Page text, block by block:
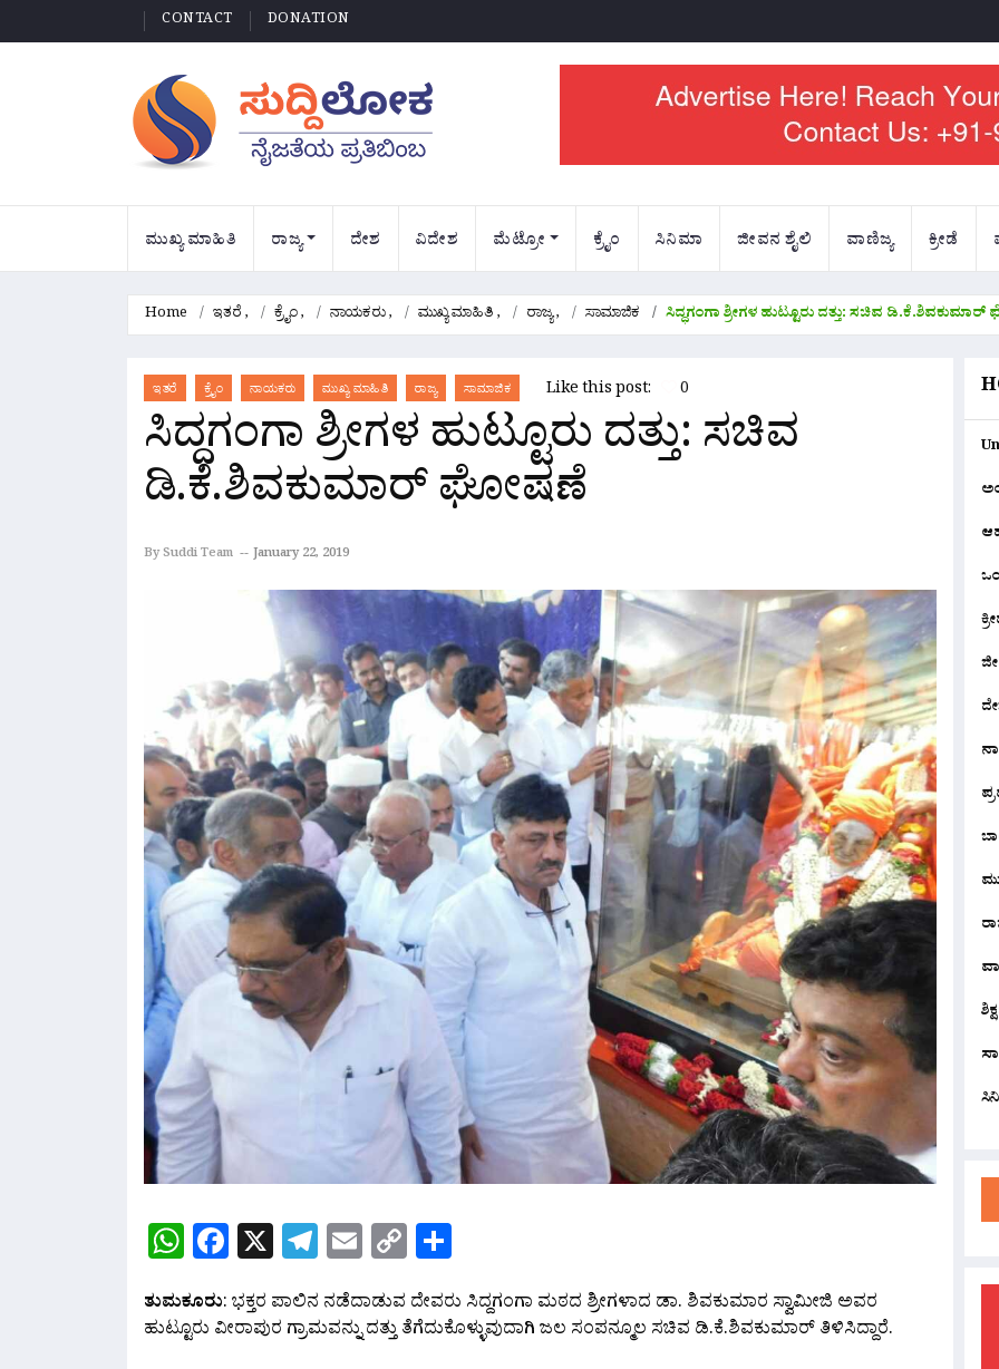
CONTACT DONATION
ಮುಖ್ಯ ಮಾಹಿತಿ ರಾಜ್ಯ ದೇಶ ವಿದೇಶ ಮೆಟ್ರೋ ಕ್ರೈಂ ಸಿನಿಮಾ ಜೀವನ ಶೈಲಿ ವಾಣಿಜ್ಯ ಕ್ರೀಡೆ
Home ಇತರೆ, ಕ್ರೈಂ, ನಾಯಕರು, ಮುಖ್ಯ ಮಾಹಿತಿ, ರಾಜ್ಯ, ಸಾಮಾಜಿಕ ಸಿದ್ಧಗಂಗಾ ಶ್ರೀಗಳ ಹುಟ್ಟೂರು ದತ್ತು: ಸಚಿವ
ಇತರೆ ಕ್ರೈಂ ನಾಯಕರು ಮುಖ್ಯ ಮಾಹಿತಿ ರಾಜ್ಯ ಸಾಮಾಜಿಕ Like this post: 0
ಸಿದ್ಧಗಂಗಾ ಶ್ರೀಗಳ ಹುಟ್ಟೂರು ದತ್ತು: ಸಚಿವ
ಡಿ.ಕೆ.ಶಿವಕುಮಾರ್ ಘೋಷಣೆ
By Suddi Team January 22, 2019
WhatsApp
Facebook
X Telegram
Email
Copy
Link
ತುಮಕೂರು: ಭಕ್ತರ ಪಾಲಿನ ನಡೆದಾಡುವ ದೇವರು ಸಿದ್ದಗಂಗಾ ಮಠದ ಶ್ರೀಗಳಾದ ಡಾ. ಶಿವಕುಮಾರ ಸ್ವಾಮೀಜಿ ಅವರ
ಹುಟ್ಟೂರು ವೀರಾಪುರ ಗ್ರಾಮವನ್ನು ದತ್ತು ತೆಗೆದುಕೊಳ್ಳುವುದಾಗಿ ಜಲ ಸಂಪನ್ಮೂಲ ಸಚಿವ ಡಿ.ಕೆ.ಶಿವಕುಮಾರ್‌ ತಿಳಿಸಿದ್ದಾರೆ.